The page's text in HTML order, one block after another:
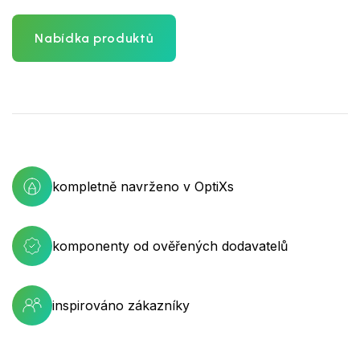
Nabídka produktů
kompletně navrženo v OptiXs
komponenty od ověřených dodavatelů
inspirováno zákazníky